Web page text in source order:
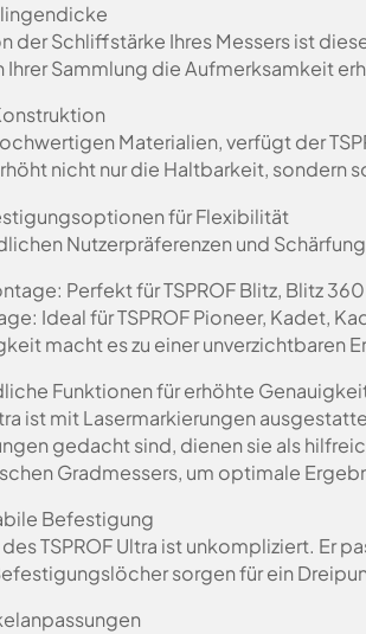
der Schliffstärke Ihres Messers ist
Ihrer Sammlung die Aufmerksamkeit
Materialien, verfügt der
nicht nur die Haltbarkeit, sondern
für Flexibilität
Nutzerpräferenzen und
Perfekt für TSPROF Blitz, Blitz
Ideal für TSPROF Pioneer, Kadet,
macht es zu einer unverzichtbaren
Funktionen für erhöhte
ist mit Lasermarkierungen
gedacht sind, dienen sie als
Gradmessers, um optimale
Befestigung
TSPROF Ultra ist unkompliziert.
sorgen für ein